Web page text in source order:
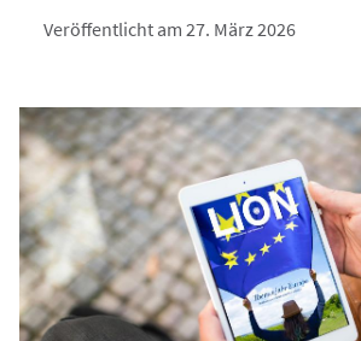
Veröffentlicht am 27. März 2026